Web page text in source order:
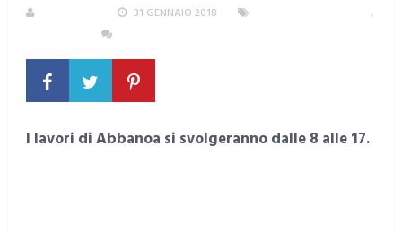
31 GENNAIO 2018
,
I lavori di Abbanoa si svolgeranno dalle 8 alle 17.